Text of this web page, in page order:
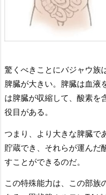
驚くべきことにバジャウ族
脾臓が大きい。脾臓は血液
は脾臓が収縮して、酸素を
役目がある。
つまり、より大きな脾臓で
貯蔵でき、それらが運んだ
すことができるのだ。
この特殊能力は、この部族